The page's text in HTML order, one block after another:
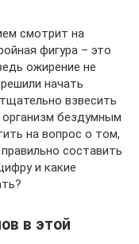
смотрит на
фигура – это
ожирение не
начать
взвесить
организм бездумным
на вопрос о том,
составить
и какие
в этой